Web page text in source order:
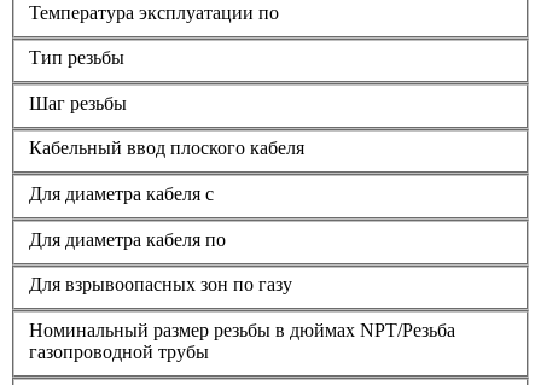
Температура эксплуатации по
Тип резьбы
Шаг резьбы
Кабельный ввод плоского кабеля
Для диаметра кабеля с
Для диаметра кабеля по
Для взрывоопасных зон по газу
Номинальный размер резьбы в дюймах NPT/Резьба
газопроводной трубы